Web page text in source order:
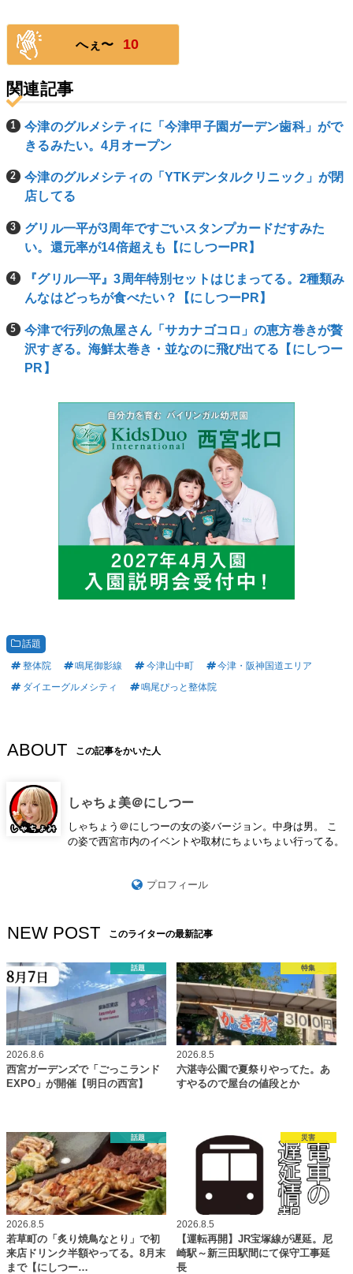
へぇ〜 10
関連記事
今津のグルメシティに「今津甲子園ガーデン歯科」がで
きるみたい。4月オープン
今津のグルメシティの「YTKデンタルクリニック」が閉
店してる
グリル一平が3周年ですごいスタンプカードだすみた
い。還元率が14倍超えも【にしつーPR】
『グリル一平』3周年特別セットはじまってる。2種類み
んなはどっちが食べたい？【にしつーPR】
今津で行列の魚屋さん「サカナゴコロ」の恵方巻きが贅
沢すぎる。海鮮太巻き・並なのに飛び出てる【にしつー
PR】
話題
整体院
鳴尾御影線 今津山中町
今津・阪神国道エリア
ダイエーグルメシティ
鳴尾ぴっと整体院
ABOUT この記事をかいた人
しゃちょ美＠にしつー
しゃちょう＠にしつーの女の姿バージョン。中身は男。 こ
の姿で西宮市内のイベントや取材にちょいちょい行ってる。
プロフィール
NEW POST このライターの最新記事
話題
2026.8.6
西宮ガーデンズで「ごっこランド
EXPO」が開催【明日の西宮】
特集
2026.8.5
六湛寺公園で夏祭りやってた。あ
すやるので屋台の値段とか
話題
2026.8.5
若草町の「炙り焼鳥なとり」で初
来店ドリンク半額やってる。8月末
まで【にしつー…
災害
2026.8.5
【運転再開】JR宝塚線が遅延。尼
崎駅～新三田駅間にて保守工事延
長